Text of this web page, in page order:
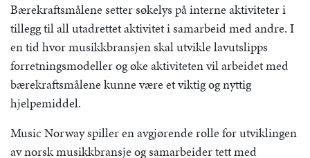
Bærekraftsmålene setter søkelys på interne aktiviteter i
tillegg til all utadrettet aktivitet i samarbeid med andre. I
en tid hvor musikkbransjen skal utvikle lavutslipps
forretningsmodeller og øke aktiviteten vil arbeidet med
bærekraftsmålene kunne være et viktig og nyttig
hjelpemiddel.
Music Norway spiller en avgjørende rolle for utviklingen
av norsk musikkbransje og samarbeider tett med